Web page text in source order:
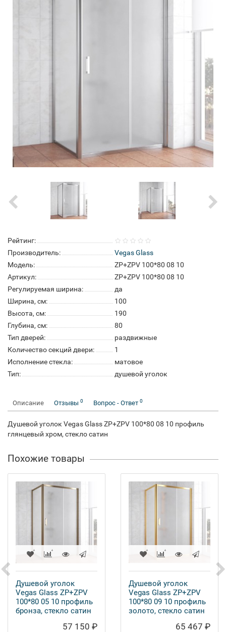
Рейтинг:
Производитель:
Vegas Glass
Модель:
ZP+ZPV 100*80 08 10
Артикул:
ZP+ZPV 100*80 08 10
Регулируемая ширина:
да
Ширина, см:
100
Высота, см:
190
Глубина, см:
80
Тип дверей:
раздвижные
Количество секций двери:
1
Исполнение стекла:
матовое
Тип:
душевой уголок
Описание Отзывы 0 Вопрос - Ответ 0
Душевой уголок Vegas Glass ZP+ZPV 100*80 08 10 профиль
глянцевый хром, стекло сатин
Похожие товары
Душевой уголок
Vegas Glass ZP+ZPV
100*80 05 10 профиль
бронза, стекло сатин
57 150 ₽
Душевой уголок
Vegas Glass ZP+ZPV
100*80 09 10 профиль
золото, стекло сатин
65 467 ₽